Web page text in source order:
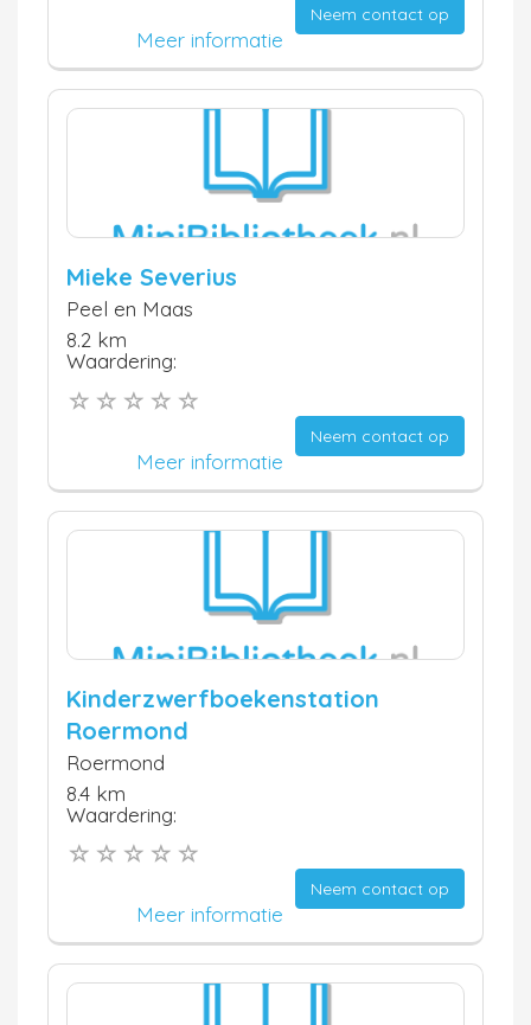
Neem contact op
Meer informatie
Mieke Severius
Peel en Maas
8.2 km
Waardering:
Neem contact op
Meer informatie
Kinderzwerfboekenstation
Roermond
Roermond
8.4 km
Waardering:
Neem contact op
Meer informatie